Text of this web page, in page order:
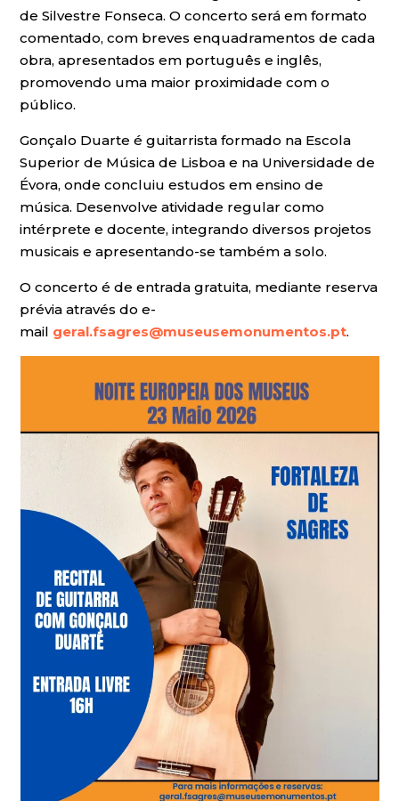
de Silvestre Fonseca. O concerto será em formato
comentado, com breves enquadramentos de cada
obra, apresentados em português e inglês,
promovendo uma maior proximidade com o
público.
Gonçalo Duarte é guitarrista formado na Escola
Superior de Música de Lisboa e na Universidade de
Évora, onde concluiu estudos em ensino de
música. Desenvolve atividade regular como
intérprete e docente, integrando diversos projetos
musicais e apresentando-se também a solo.
O concerto é de entrada gratuita, mediante reserva
prévia através do e-
mail geral.fsagres@museusemonumentos.pt.